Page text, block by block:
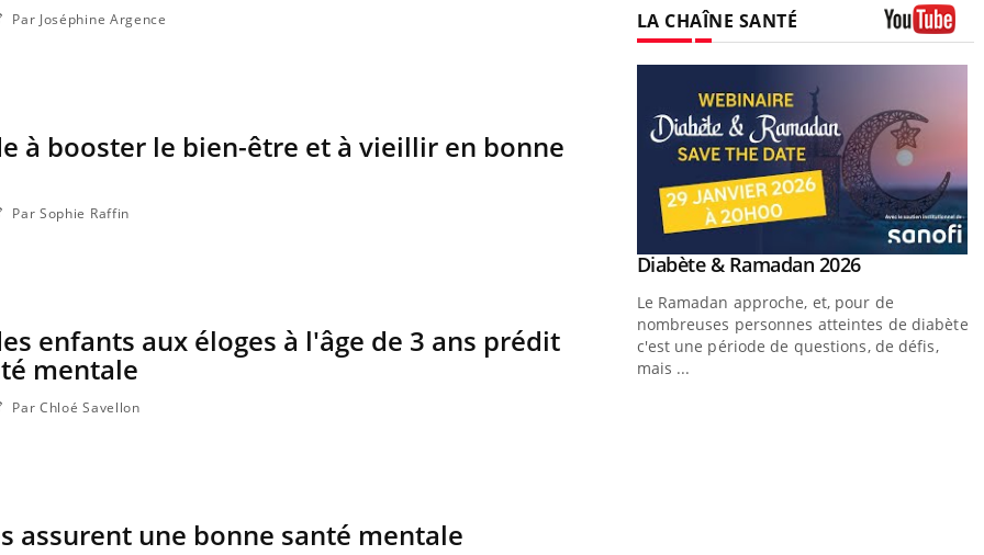
Par Joséphine Argence
à booster le bien-être et à vieillir en bonne
Par Sophie Raffin
enfants aux éloges à l'âge de 3 ans prédit
mentale
Par Chloé Savellon
assurent une bonne santé mentale
LA CHAÎNE SANTÉ
de vie ! Vacances, plage, piscine,
activités en plein air… Nos mains sont
Youtube
Diabète & Ramadan 2026Youtube
Le Ramadan approche, et, pour de
nombreuses personnes atteintes de diabète,
c'est une période de questions, de défis,
mais ...